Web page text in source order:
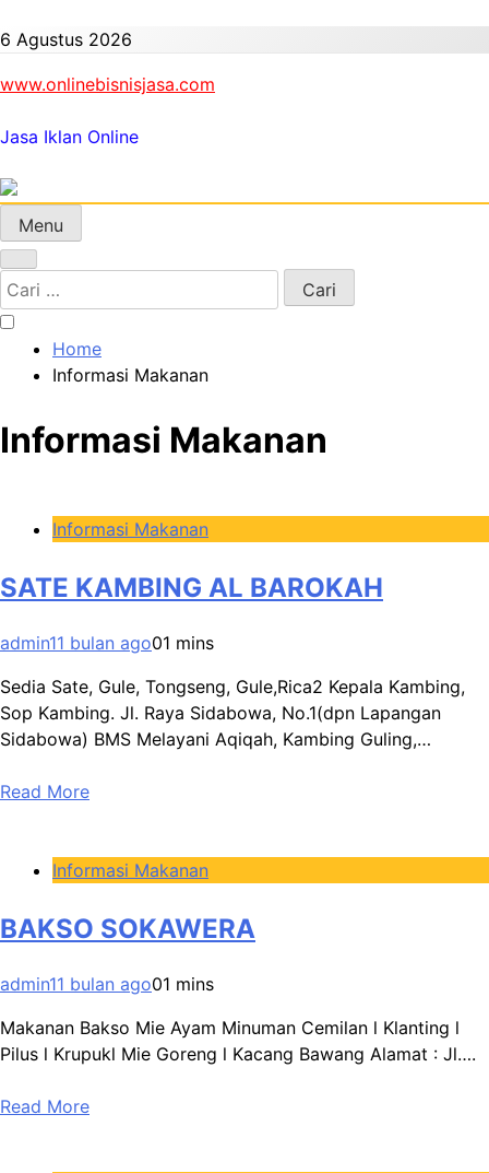
to
6 Agustus 2026
www.onlinebisnisjasa.com
Jasa Iklan Online
Menu
Cari
untuk:
Home
Informasi Makanan
Informasi Makanan
Informasi Makanan
SATE KAMBING AL BAROKAH
admin11 bulan ago01 mins
Sedia Sate, Gule, Tongseng, Gule,Rica2 Kepala Kambing,
Sop Kambing. Jl. Raya Sidabowa, No.1(dpn Lapangan
Sidabowa) BMS Melayani Aqiqah, Kambing Guling,…
Read More
Informasi Makanan
BAKSO SOKAWERA
admin11 bulan ago01 mins
Makanan Bakso Mie Ayam Minuman Cemilan l Klanting l
Pilus l Krupukl Mie Goreng l Kacang Bawang Alamat : Jl….
Read More